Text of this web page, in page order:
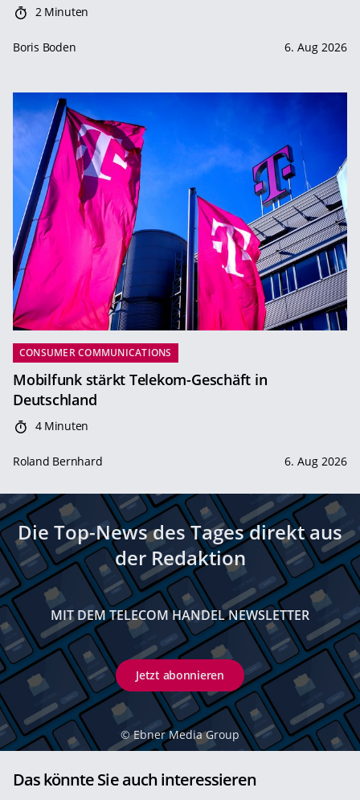
2 Minuten
Boris Boden 6. Aug 2026
CONSUMER COMMUNICATIONS
Mobilfunk stärkt Telekom-Geschäft in
Deutschland
4 Minuten
Roland Bernhard 6. Aug 2026
Die Top-News des Tages direkt aus
der Redaktion
MIT DEM TELECOM HANDEL NEWSLETTER
Jetzt abonnieren
© Ebner Media Group
Das könnte Sie auch interessieren